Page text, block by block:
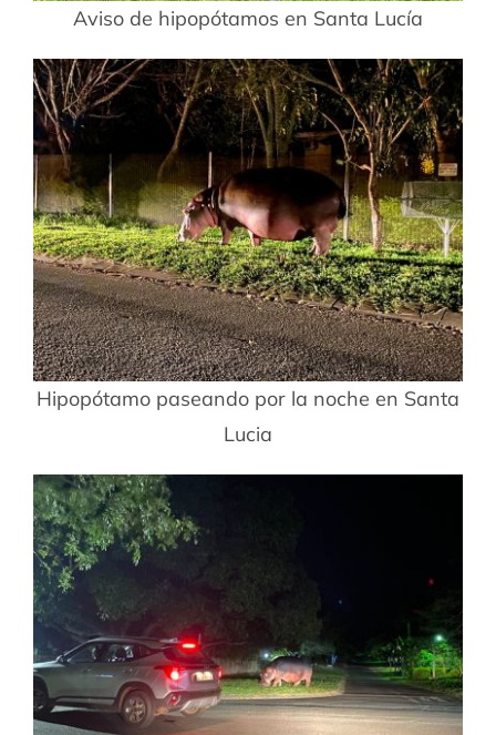
Aviso de hipopótamos en Santa Lucía
Hipopótamo paseando por la noche en Santa
Lucia